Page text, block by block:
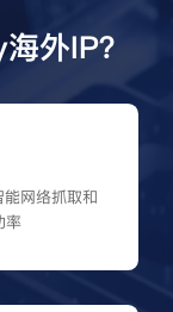
外IP？
网络抓取和
率